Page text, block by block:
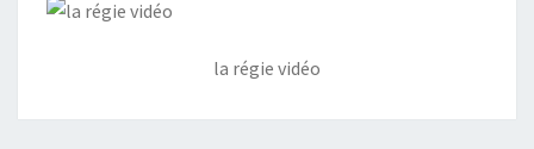
la régie vidéo